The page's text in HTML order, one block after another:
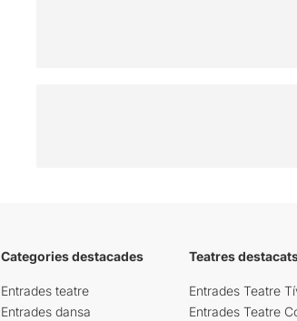
Categories destacades
Entrades teatre
Entrades dansa
Teatres
Entrades Teatre
Entrades Teatre